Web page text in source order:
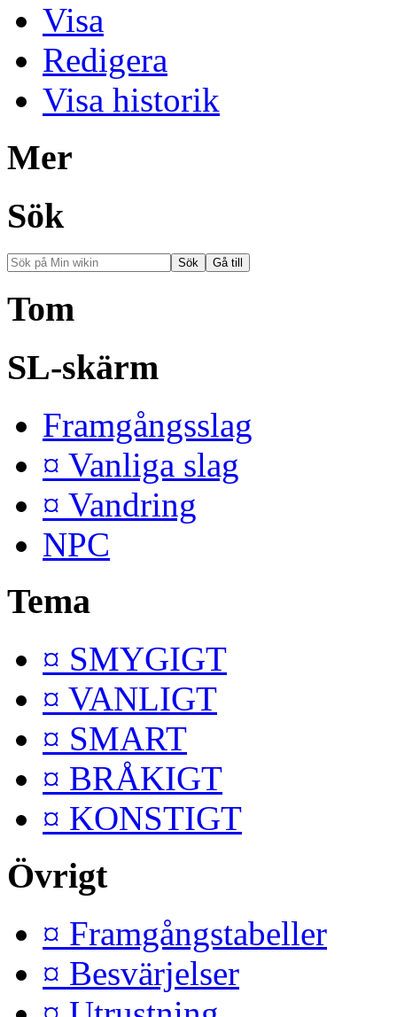
Visa
Redigera
Visa historik
Mer
Sök
Tom
SL-skärm
Framgångsslag
¤ Vanliga slag
¤ Vandring
NPC
Tema
¤ SMYGIGT
¤ VANLIGT
¤ SMART
¤ BRÅKIGT
¤ KONSTIGT
Övrigt
¤ Framgångstabeller
¤ Besvärjelser